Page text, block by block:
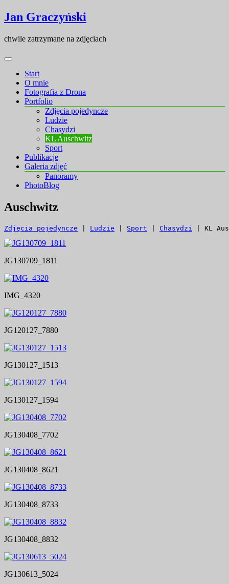
Skip
to
Skip
to
Jan Graczyński
chwile zatrzymane na zdjęciach
Start
O mnie
Fotografia z Drona
Portfolio
Zdjęcia pojedyncze
Ludzie
Chasydzi
KL Auschwitz
Sport
Publikacje
Galeria zdjęć
Panoramy
PhotoBlog
Auschwitz
Zdjęcia pojedyncze Ludzie Sport Chasydzi | KL
JG130709_1811
IMG_4320
JG120127_7880
JG130127_1513
JG130127_1594
JG130408_7702
JG130408_8621
JG130408_8733
JG130408_8832
JG130613_5024